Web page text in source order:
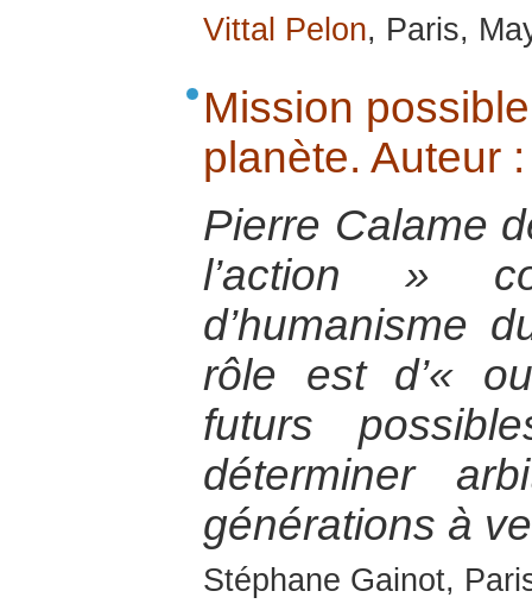
Vittal Pelon, Paris,
Mission
planète. Auteur
Pierre Calame
l’action »
d’humanisme
rôle est d’«
futurs
déterminer
générations à
Stéphane Gainot,